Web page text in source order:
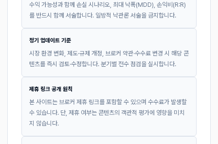
수익 가능성과 함께 손실 시나리오, 최대 낙폭(MDD), 손익비(R:R)
를 반드시 함께 서술합니다. 일방적 낙관론 서술을 금지합니다.
정기 업데이트 기준
시장 환경 변화, 제도·규제 개정, 브로커 약관·수수료 변경 시 해당 콘
텐츠를 즉시 검토·수정합니다. 분기별 전수 점검을 실시합니다.
제휴 링크 공개 원칙
본 사이트는 브로커 제휴 링크를 포함할 수 있으며 수수료가 발생할
수 있습니다. 단, 제휴 여부는 콘텐츠의 객관적 평가에 영향을 미치
지 않습니다.